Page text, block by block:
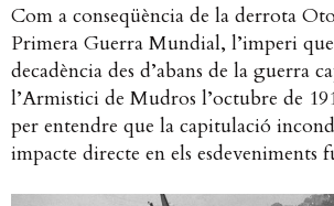
Com a conseqüència de la derrota
Primera Guerra Mundial, l’imperi que
decadència des d’abans de la guerra
l’Armistici de Mudros l’octubre de
per entendre que la capitulació
impacte directe en els esdeveniments